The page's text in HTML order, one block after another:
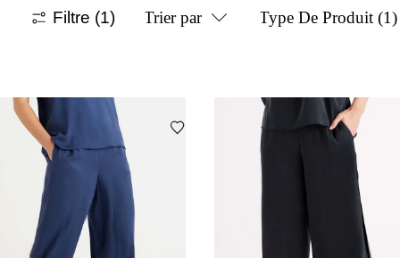
Filtre (1) Trier par Type De Produit (1)